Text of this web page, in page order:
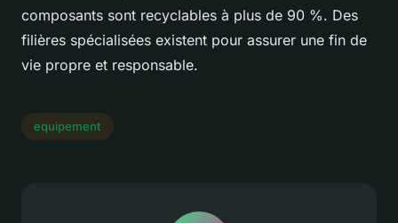
composants sont recyclables à plus de 90 %. Des
filières spécialisées existent pour assurer une fin de
vie propre et responsable.
equipement